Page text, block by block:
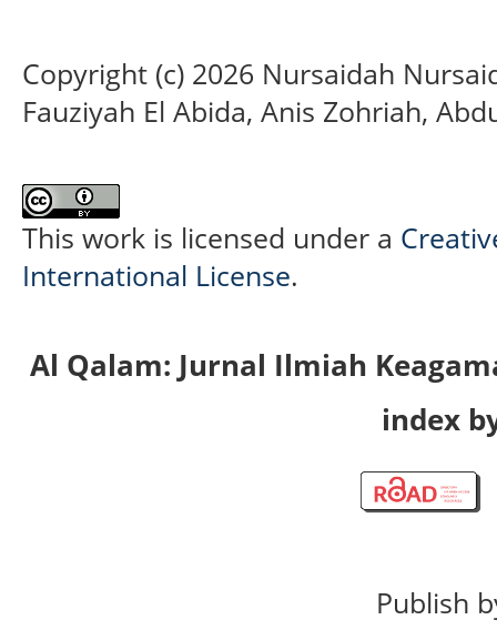
Copyright (c) 2026 Nursaidah
Fauziyah El Abida, Anis Zohriah,
This work is licensed under a
International License.
Al Qalam: Jurnal Ilmiah
index
Publish